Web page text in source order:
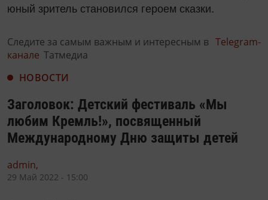
юный зритель становился героем сказки.
Следите за самым важным и интересным в Telegram-
канале Татмедиа
НОВОСТИ
Заголовок: Детский фестиваль «Мы
любим Кремль!», посвященный
Международному Дню защиты детей
admin,
29 Май 2022 - 15:00